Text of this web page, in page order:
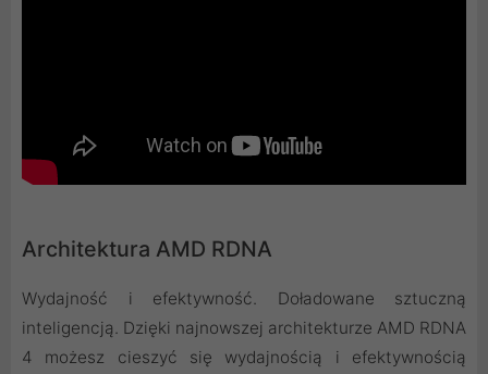
Architektura AMD RDNA
Wydajność i efektywność. Doładowane sztuczną
inteligencją. Dzięki najnowszej architekturze AMD RDNA
4 możesz cieszyć się wydajnością i efektywnością